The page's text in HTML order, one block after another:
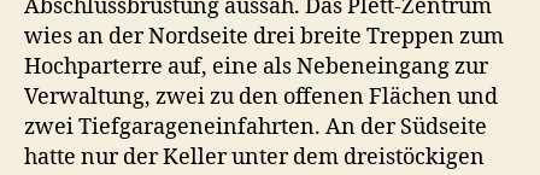
Abschlussbrüstung aussah. Das Plett-Zentrum
wies an der Nordseite drei breite Treppen zum
Hochparterre auf, eine als Nebeneingang zur
Verwaltung, zwei zu den offenen Flächen und
zwei Tiefgarageneinfahrten. An der Südseite
hatte nur der Keller unter dem dreistöckigen